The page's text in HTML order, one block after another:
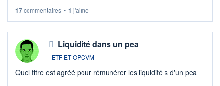
17commentaires • 1 j'aime
Liquidité dans un pea
ETF ET OPCVM
Quel titre est agréé pour rémunérer les liquidité s d'un pea